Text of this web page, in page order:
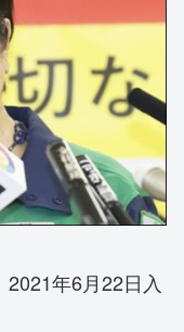
年6月22日入